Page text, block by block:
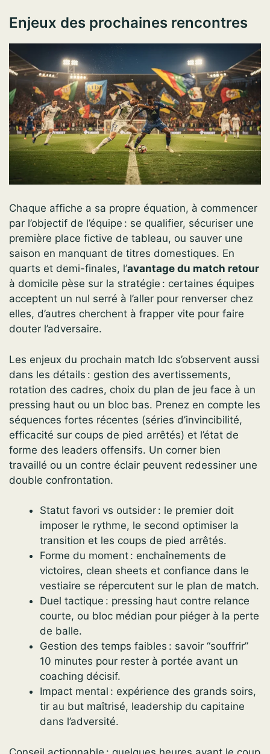
Enjeux des prochaines rencontres
Chaque affiche a sa propre équation, à commencer
par l’objectif de l’équipe : se qualifier, sécuriser une
première place fictive de tableau, ou sauver une
saison en manquant de titres domestiques. En
quarts et demi-finales, l’avantage du match retour
à domicile pèse sur la stratégie : certaines équipes
acceptent un nul serré à l’aller pour renverser chez
elles, d’autres cherchent à frapper vite pour faire
douter l’adversaire.
Les enjeux du prochain match ldc s’observent aussi
dans les détails : gestion des avertissements,
rotation des cadres, choix du plan de jeu face à un
pressing haut ou un bloc bas. Prenez en compte les
séquences fortes récentes (séries d’invincibilité,
efficacité sur coups de pied arrêtés) et l’état de
forme des leaders offensifs. Un corner bien
travaillé ou un contre éclair peuvent redessiner une
double confrontation.
Statut favori vs outsider : le premier doit
imposer le rythme, le second optimiser la
transition et les coups de pied arrêtés.
Forme du moment : enchaînements de
victoires, clean sheets et confiance dans le
vestiaire se répercutent sur le plan de match.
Duel tactique : pressing haut contre relance
courte, ou bloc médian pour piéger à la perte
de balle.
Gestion des temps faibles : savoir “souffrir”
10 minutes pour rester à portée avant un
coaching décisif.
Impact mental : expérience des grands soirs,
tir au but maîtrisé, leadership du capitaine
dans l’adversité.